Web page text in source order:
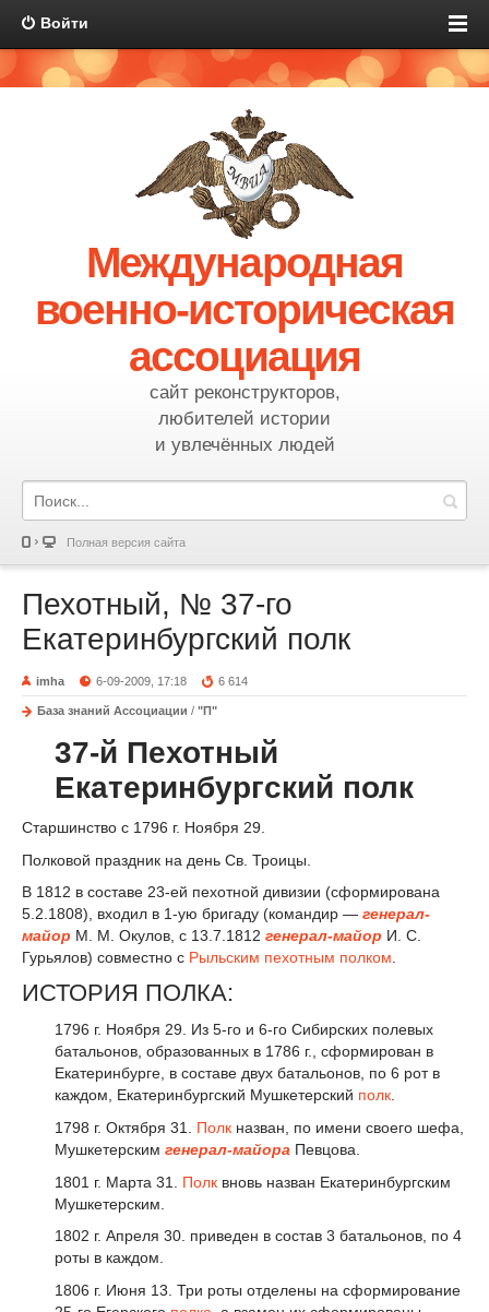
Войти
Международная
военно-историческая
ассоциация
сайт реконструкторов,
любителей истории
и увлечённых людей
Полная версия сайта
Пехотный, № 37-го
Екатеринбургский полк
imha 6-09-2009, 17:18 6 614
База знаний Ассоциации / "П"
37-й Пехотный
Екатеринбургский полк
Старшинство с 1796 г. Ноября 29.
Полковой праздник на день Св. Троицы.
В 1812 в составе 23-ей пехотной дивизии (сформирована
5.2.1808), входил в 1-ую бригаду (командир — генерал-
майор М. М. Окулов, с 13.7.1812 генерал-майор И. С.
Гурьялов) совместно с Рыльским пехотным полком.
ИСТОРИЯ ПОЛКА:
1796 г. Ноября 29. Из 5-го и 6-го Сибирских полевых
батальонов, образованных в 1786 г., сформирован в
Екатеринбурге, в составе двух батальонов, по 6 рот в
каждом, Екатеринбургский Мушкетерский полк
1798 г. Октября 31. Полк назван, по имени своего шефа,
Мушкетерским генерал-майора Певцова.
1801 г. Марта 31. Полк вновь назван Екатеринбургским
Мушкетерским.
1802 г. Апреля 30. приведен в состав 3 батальонов, по 4
роты в каждом.
1806 г. Июня 13. Три роты отделены на сформирование